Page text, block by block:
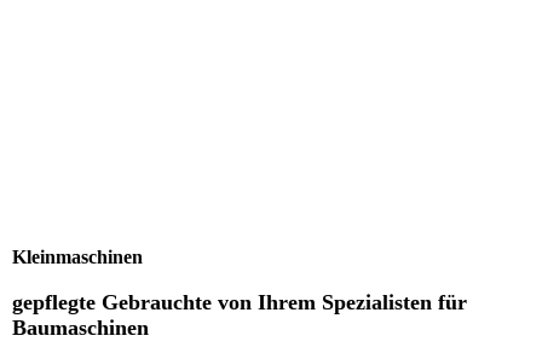
Kleinmaschinen
gepflegte Gebrauchte von Ihrem Spezialisten für
Baumaschinen